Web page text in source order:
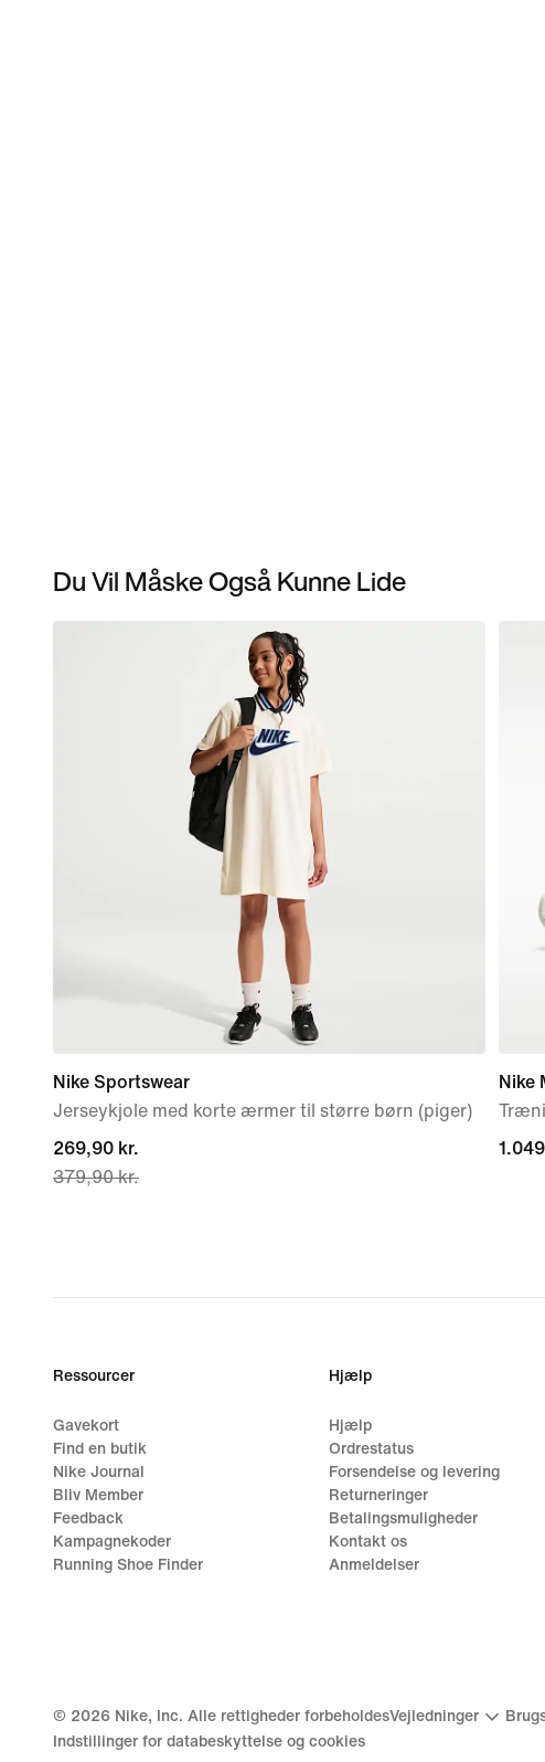
Du Vil Måske Også Kunne Lide
Nike Sportswear
Jerseykjole med korte ærmer til større børn (piger)
current
price
379,90 kr.
269,90 kr.
379,90 kr.
Nike
Ressourcer
Gavekort
Find en butik
Nike Journal
Bliv Member
Feedback
Kampagnekoder
Running Shoe Finder
Hjælp
Hjælp
Ordrestatus
Forsendelse og levering
Returneringer
Betalingsmuligheder
Kontakt os
Anmeldelser
© 2026 Nike, Inc. Alle rettigheder forbeholdesVejledninger
Indstillinger for databeskyttelse og cookies